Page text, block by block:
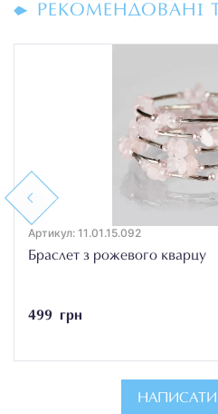
РЕКОМЕНДОВАНІ
Previous
Артикул: 11.01.15.092
Браслет з рожевого кварцу
499 грн
НАПИСАТИ